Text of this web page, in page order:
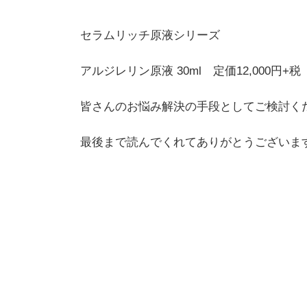
セラムリッチ原液シリーズ
アルジレリン原液 30ml 定価12,000円+税
皆さんのお悩み解決の手段としてご検討く
最後まで読んでくれてありがとうございま